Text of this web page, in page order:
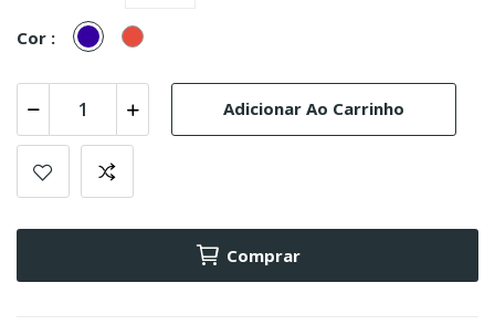
Cor : MarinhoVermelho
Adicionar Ao Carrinho
Comprar